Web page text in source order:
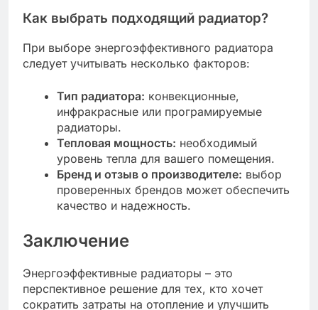
Как выбрать подходящий радиатор?
При выборе энергоэффективного радиатора
следует учитывать несколько факторов:
Тип радиатора: конвекционные,
инфракрасные или програмируемые
радиаторы.
Тепловая мощность: необходимый
уровень тепла для вашего помещения.
Бренд и отзыв о производителе: выбор
проверенных брендов может обеспечить
качество и надежность.
Заключение
Энергоэффективные радиаторы – это
перспективное решение для тех, кто хочет
сократить затраты на отопление и улучшить